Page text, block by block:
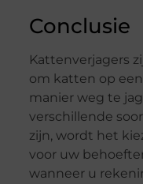
Conclusie
Kattenverjagers
om katten op
manier weg te
verschillende
zijn, wordt het
voor uw
wanneer u